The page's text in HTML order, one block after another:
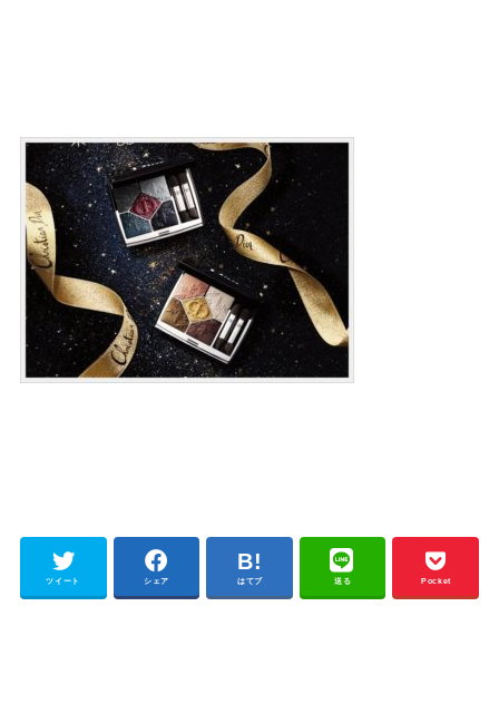
ツイート シェア はてブ 送る Pocket